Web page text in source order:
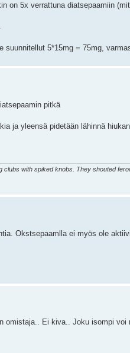
on 5x verrattuna diatsepaamiin
suunnitellut 5*15mg = 75mg,
pitkä
ja yleensä pidetään lähinnä
with spiked knobs. They shouted
Okstsepaamlla ei myös ole
omistaja.. Ei kiva.. Joku isompi